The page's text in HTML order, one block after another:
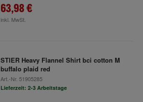
63,98 €
inkl. MwSt.
STIER Heavy Flannel Shirt bci cotton M
buffalo plaid red
Art.-Nr. 51905285
Lieferzeit: 2-3 Arbeitstage